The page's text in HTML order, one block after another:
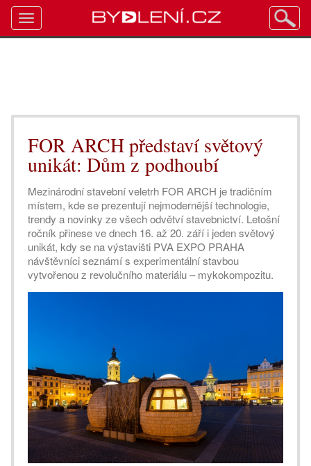
FOR ARCH představí světový
unikát: Dům z podhoubí
Mezinárodní stavební veletrh FOR ARCH je tradičním
místem, kde se prezentují nejmodernější technologie,
trendy a novinky ze všech odvětví stavebnictví. Letošní
ročník přinese ve dnech 16. až 20. září i jeden světový
unikát, kdy se na výstavišti PVA EXPO PRAHA
návštěvníci seznámí s experimentální stavbou
vytvořenou z revolučního materiálu – mykokompozitu.
Toggle
navigation